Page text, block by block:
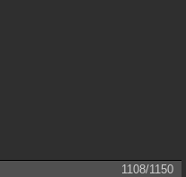
1108/1150